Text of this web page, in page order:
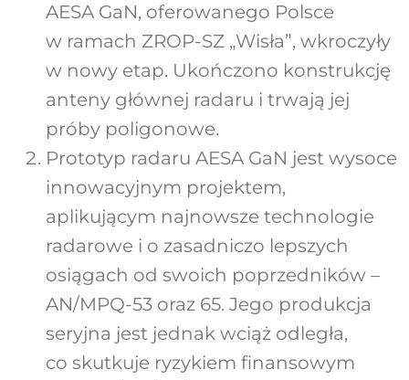
AESA GaN, oferowanego Polsce
w ramach ZROP-SZ „Wisła”, wkroczyły
w nowy etap. Ukończono konstrukcję
anteny głównej radaru i trwają jej
próby poligonowe.
Prototyp radaru AESA GaN jest wysoce
innowacyjnym projektem,
aplikującym najnowsze technologie
radarowe i o zasadniczo lepszych
osiągach od swoich poprzedników –
AN/MPQ-53 oraz 65. Jego produkcja
seryjna jest jednak wciąż odległa,
co skutkuje ryzykiem finansowym